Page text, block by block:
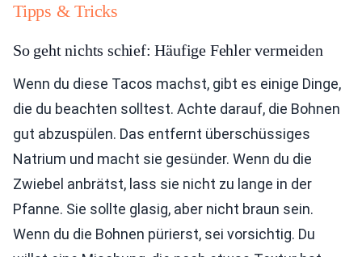
Tipps & Tricks
So geht nichts schief: Häufige Fehler vermeiden
Wenn du diese Tacos machst, gibt es einige Dinge,
die du beachten solltest. Achte darauf, die Bohnen
gut abzuspülen. Das entfernt überschüssiges
Natrium und macht sie gesünder. Wenn du die
Zwiebel anbrätst, lass sie nicht zu lange in der
Pfanne. Sie sollte glasig, aber nicht braun sein.
Wenn du die Bohnen pürierst, sei vorsichtig. Du